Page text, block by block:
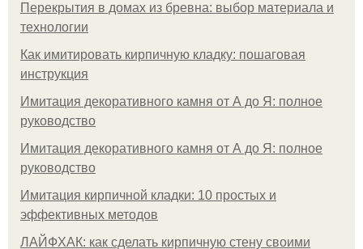
Перекрытия в домах из бревна: выбор материала и
технологии
Как имитировать кирпичную кладку: пошаговая
инструкция
Имитация декоративного камня от А до Я: полное
руководство
Имитация декоративного камня от А до Я: полное
руководство
Имитация кирпичной кладки: 10 простых и
эффективных методов
ЛАЙФХАК: как сделать кирпичную стену своими